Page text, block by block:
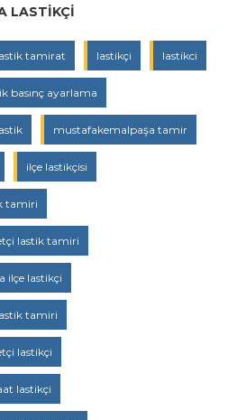
LASTIKÇI
tamirat lastikçi lastikci
basınç ayarlama
mustafakemalpaşa tamir
ilçe lastikçisi
tamiri
lastik tamiri
ilçe lastikçi
tamiri
lastikçi
lastikçi